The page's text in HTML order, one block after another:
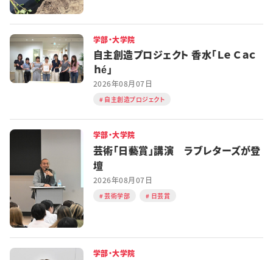
学部・大学院
自主創造プロジェクト 香水「Ｌｅ Ｃａｃ
ｈé」
2026年08月07日
自主創造プロジェクト
学部・大学院
芸術「日藝賞」講演 ラブレターズが登
壇
2026年08月07日
芸術学部 日芸賞
学部・大学院